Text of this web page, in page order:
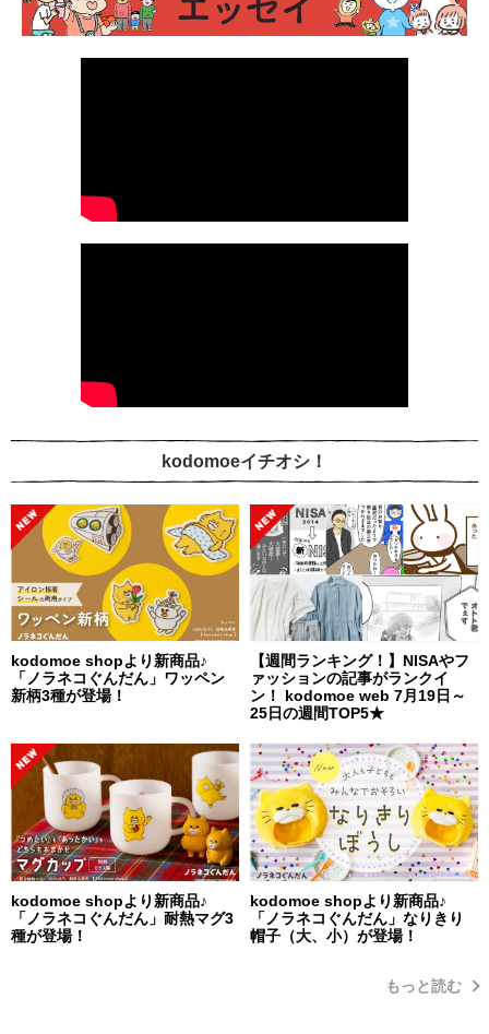
kodomoeイチオシ！
kodomoe shopより新商品♪
「ノラネコぐんだん」ワッペン
新柄3種が登場！
【週間ランキング！】NISAやフ
ァッションの記事がランクイ
ン！ kodomoe web 7月19日～
25日の週間TOP5★
kodomoe shopより新商品♪
「ノラネコぐんだん」耐熱マグ3
種が登場！
kodomoe shopより新商品♪
「ノラネコぐんだん」なりきり
帽子（大、小）が登場！
もっと読む